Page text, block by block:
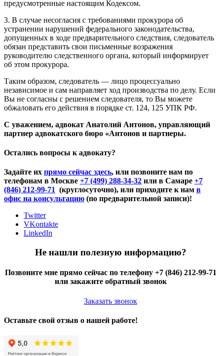
предусмотренные настоящим Кодексом.
3. В случае несогласия с требованиями прокурора об
устранении нарушений федерального законодательства,
допущенных в ходе предварительного следствия, следователь
обязан представить свои письменные возражения
руководителю следственного органа, который информирует
об этом прокурора.
Таким образом, следователь — лицо процессуально
независимое и сам направляет ход производства по делу. Если
Вы не согласны с решением следователя, то Вы можете
обжаловать его действия в порядке ст. 124, 125 УПК РФ.
С уважением, адвокат Анатолий Антонов, управляющий
партнер адвокатского бюро «Антонов и партнеры.
Остались вопросы к адвокату?
Задайте их прямо сейчас здесь, или позвоните нам по
телефонам в Москве +7 (499) 288-34-32 или в Самаре +7
(846) 212-99-71 (круглосуточно), или приходите к нам в
офис на консультацию (по предварительной записи)!
Twitter
VKontakte
LinkedIn
Не нашли полезную информацию?
Позвоните мне прямо сейчас по телефону +7 (846) 212-99-71
или закажите обратный звонок
Заказать звонок
Оставьте свой отзыв о нашей работе!